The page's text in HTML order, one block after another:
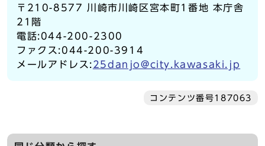
〒210-8577 川崎市川崎区宮本町1番地 本庁舎
21階
電話:044-200-2300
ファクス:044-200-3914
メールアドレス:25danjo@city.kawasaki.jp
コンテンツ番号187063